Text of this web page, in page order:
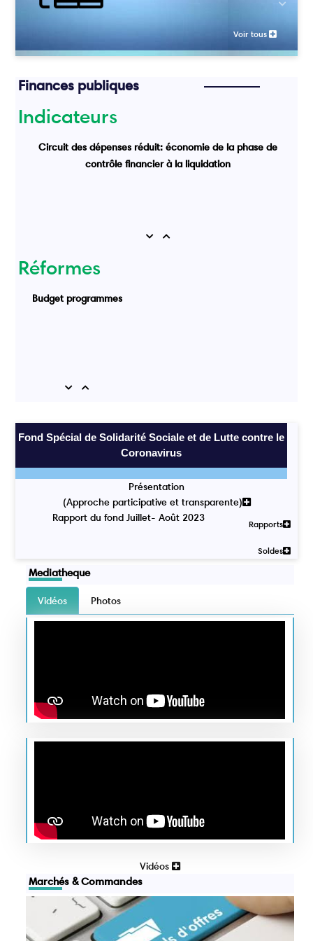
Voir tous
Finances publiques
Indicateurs
Circuit des dépenses réduit: économie de la phase de
contrôle financier à la liquidation
Previous
Réformes
Budget programmes
Previous
Fond Spécial de Solidarité Sociale et de Lutte contre le
Coronavirus
Présentation
(Approche participative et transparente)
Rapports
Rapport du fond Juillet- Août 2023
Soldes
Mediatheque
Vidéos Photos
Vidéos
Marchés & Commandes